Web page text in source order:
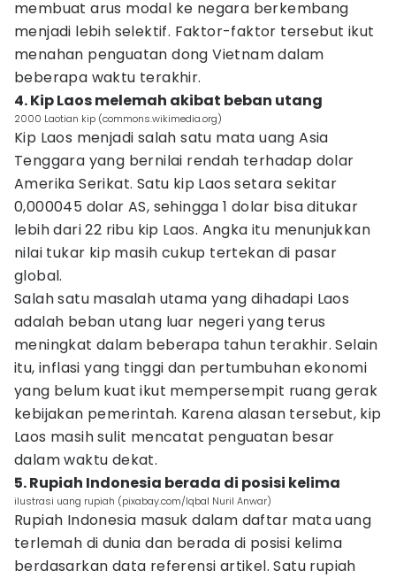
membuat arus modal ke negara berkembang
menjadi lebih selektif. Faktor-faktor tersebut ikut
menahan penguatan dong Vietnam dalam
beberapa waktu terakhir.
4. Kip Laos melemah akibat beban utang
2000 Laotian kip (commons.wikimedia.org)
Kip Laos menjadi salah satu mata uang Asia
Tenggara yang bernilai rendah terhadap dolar
Amerika Serikat. Satu kip Laos setara sekitar
0,000045 dolar AS, sehingga 1 dolar bisa ditukar
lebih dari 22 ribu kip Laos. Angka itu menunjukkan
nilai tukar kip masih cukup tertekan di pasar
global.
Salah satu masalah utama yang dihadapi Laos
adalah beban utang luar negeri yang terus
meningkat dalam beberapa tahun terakhir. Selain
itu, inflasi yang tinggi dan pertumbuhan ekonomi
yang belum kuat ikut mempersempit ruang gerak
kebijakan pemerintah. Karena alasan tersebut, kip
Laos masih sulit mencatat penguatan besar
dalam waktu dekat.
5. Rupiah Indonesia berada di posisi kelima
ilustrasi uang rupiah (pixabay.com/Iqbal Nuril Anwar)
Rupiah Indonesia masuk dalam daftar mata uang
terlemah di dunia dan berada di posisi kelima
berdasarkan data referensi artikel. Satu rupiah